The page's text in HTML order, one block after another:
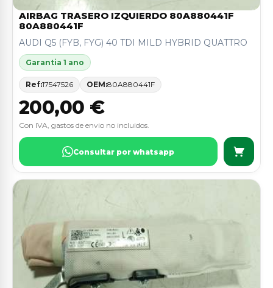
AIRBAG TRASERO IZQUIERDO 80A880441F
80A880441F
AUDI Q5 (FYB, FYG) 40 TDI MILD HYBRID QUATTRO
Garantia 1 ano
Ref:17547526 OEM:80A880441F
200,00 €
Con IVA, gastos de envio no incluidos.
Consultar por whatsapp